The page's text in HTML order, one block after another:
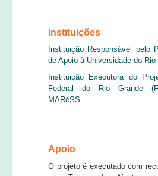
Instituições
Instituição Responsável pelo
de Apoio à Universidade do Rio
Instituição Executora do
Federal do Rio Grande
MARéSS.
Apoio
O projeto é executado com